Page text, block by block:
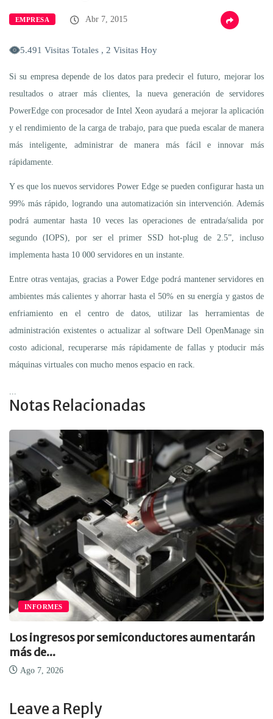
EMPRESA Abr 7, 2015
5.491 Visitas Totales , 2 Visitas Hoy
Si su empresa depende de los datos para predecir el futuro, mejorar los
resultados o atraer más clientes, la nueva generación de servidores
PowerEdge con procesador de Intel Xeon ayudará a mejorar la aplicación
y el rendimiento de la carga de trabajo, para que pueda escalar de manera
más inteligente, administrar de manera más fácil e innovar más
rápidamente.
Y es que los nuevos servidores Power Edge se pueden configurar hasta un
99% más rápido, logrando una automatización sin intervención. Además
podrá aumentar hasta 10 veces las operaciones de entrada/salida por
segundo (IOPS), por ser el primer SSD hot-plug de 2.5”, incluso
implementa hasta 10 000 servidores en un instante.
Entre otras ventajas, gracias a Power Edge podrá mantener servidores en
ambientes más calientes y ahorrar hasta el 50% en su energía y gastos de
enfriamiento en el centro de datos, utilizar las herramientas de
administración existentes o actualizar al software Dell OpenManage sin
costo adicional, recuperarse más rápidamente de fallas y ptoducir más
máquinas virtuales con mucho menos espacio en rack.
Notas Relacionadas
INFORMES
Los ingresos por semiconductores aumentarán
más de...
Ago 7, 2026
Leave a Reply